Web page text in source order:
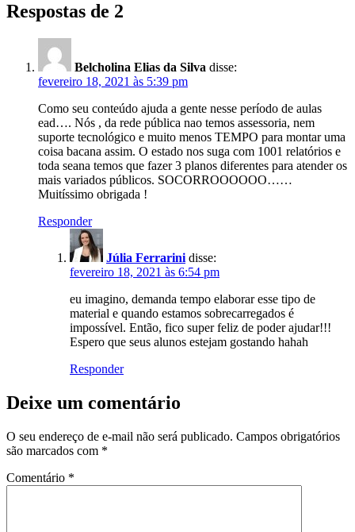
Respostas de 2
Belcholina Elias da Silva disse:
fevereiro 18, 2021 às 5:39 pm
Como seu conteúdo ajuda a gente nesse período de aulas
ead…. Nós , da rede pública nao temos assessoria, nem
suporte tecnológico e muito menos TEMPO para montar uma
coisa bacana assim. O estado nos suga com 1001 relatórios e
toda seana temos que fazer 3 planos diferentes para atender os
mais variados públicos. SOCORROOOOOO……
Muitíssimo obrigada !
Responder
Júlia Ferrarini disse:
fevereiro 18, 2021 às 6:54 pm
eu imagino, demanda tempo elaborar esse tipo de
material e quando estamos sobrecarregados é
impossível. Então, fico super feliz de poder ajudar!!!
Espero que seus alunos estejam gostando hahah
Responder
Deixe um comentário
O seu endereço de e-mail não será publicado. Campos obrigatórios
são marcados com *
Comentário *